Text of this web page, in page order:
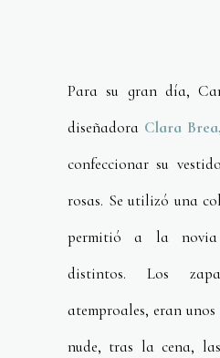
Para su gran día,
diseñadora Clara Brea,
confeccionar su
rosas. Se utilizó una
permitió a la
distintos. Los
atemproales, eran unos
nude, tras la cena,